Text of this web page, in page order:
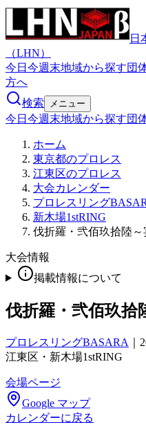
日
（LHN）
今日 今週末地域から探す団
方へ
検索
メニュー
今日 今週末地域から探す団
ホーム
東京都のプロレス
江東区のプロレス
大会カレンダー
プロレスリング
新木場1stRING
伐折羅・弐佰玖拾陸～
大会情報
掲載情報について
伐折羅・弐佰玖拾
プロレスリングBASARA
江東区・新木場1stRING
会場ページ
Google マップ
カレンダーに戻る